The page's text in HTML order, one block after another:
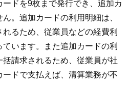
ドを9枚まで発行でき、追加カ
。追加カードの利用明細は、
るため、従業員などの経費利
います。また追加カードの利
請求されるため、従業員が社
ドで支払えば、清算業務が不